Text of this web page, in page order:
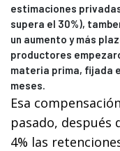
estimaciones
supera el 30%),
un aumento y más
productores
materia prima, fijada
meses.
Esa
pasado, después
4% las